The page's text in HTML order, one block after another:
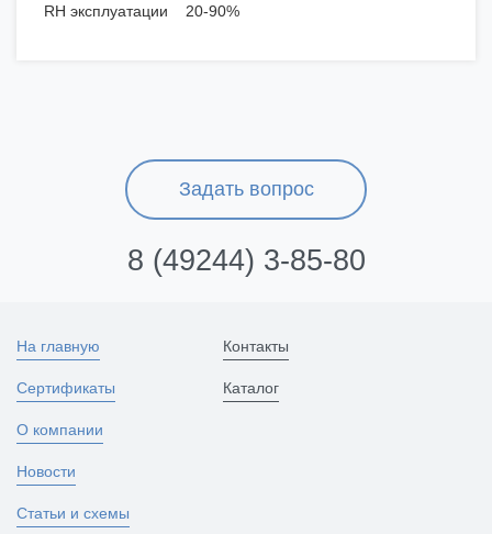
RH эксплуатации 20-90%
Задать вопрос
8 (49244) 3-85-80
На главную
Сертификаты
О компании
Новости
Статьи и схемы
Контакты
Каталог